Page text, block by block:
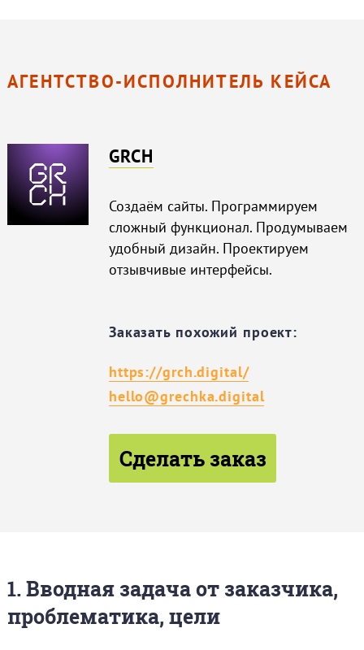
АГЕНТСТВО-ИСПОЛНИТЕЛЬ КЕЙСА
GRCH
Создаём сайты. Программируем
сложный функционал. Продумываем
удобный дизайн. Проектируем
отзывчивые интерфейсы.
Заказать похожий проект:
https://grch.digital/
hello@grechka.digital
Сделать заказ
1. Вводная задача от заказчика,
проблематика, цели